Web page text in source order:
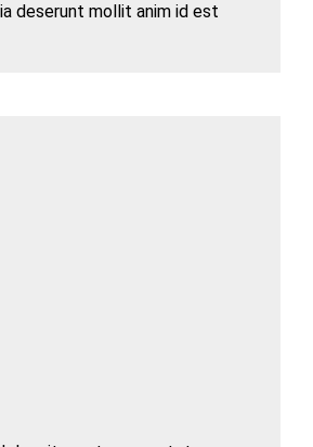
deserunt mollit anim id est